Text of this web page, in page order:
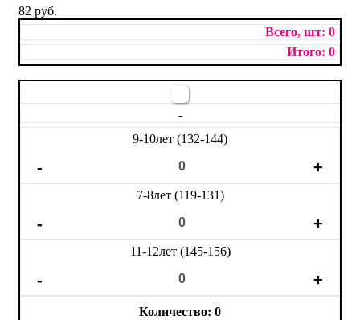
82 руб.
0
0
-
9-10лет (132-144)
7-8лет (119-131)
11-12лет (145-156)
0